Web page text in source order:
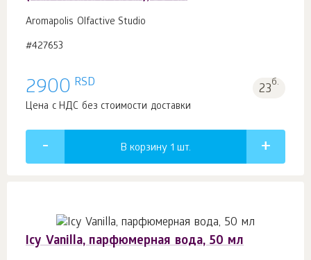
Aromapolis Olfactive Studio
#427653
2900 RSD 23б.
Цена с НДС без стоимости доставки
В корзину 1 шт.
Icy Vanilla, парфюмерная вода, 50 мл